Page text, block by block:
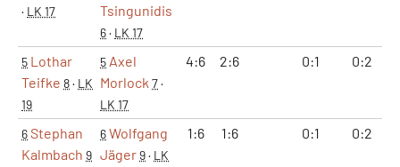
· LK 17
Tsingunidis
6· LK 17
5 Lothar
Teifke 8· LK
19
5 Axel
Morlock 7·
LK 17
4:6 2:6 0:1 0:2
6Stephan
Kalmbach 9
6Wolfgang
Jäger9· LK
1:6 1:6 0:1 0:2